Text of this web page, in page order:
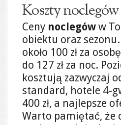
Koszty
Ceny noclegów w
obiektu oraz
około 100 zł za
do 127 zł za noc.
kosztują zazwyczaj
standard, hotele 4-
400 zł, a najlepsze
Warto pamiętać, że